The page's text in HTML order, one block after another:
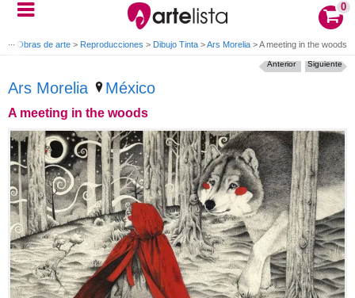
0
> Obras de arte > Reproducciones > Dibujo Tinta >Ars Morelia >A meeting in the woods
Ars Morelia México
A meeting in the woods
Siguiente
Anterior